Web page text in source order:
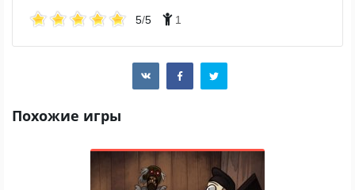
5/5 1
Похожие игры